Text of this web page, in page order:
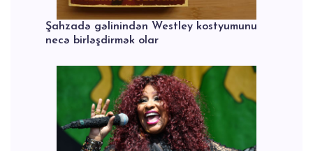
Şahzadə gəlinindən Westley kostyumunu
necə birləşdirmək olar